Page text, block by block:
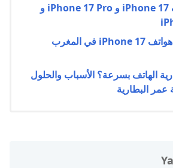
مراجعة هاتف iPhone 17 و iPhone 17 Pro و
أثمنة سلسلة هواتف iPhone 17 في المغرب
الهاتف بسرعة؟ الأسباب والحلول
عمر البطارية